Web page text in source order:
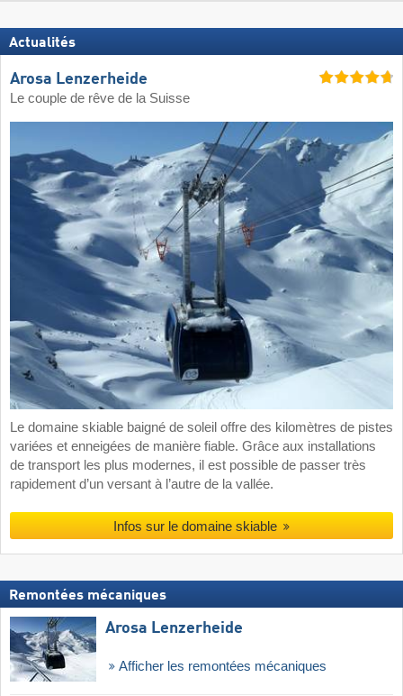
Actualités
Arosa Lenzerheide
Le couple de rêve de la Suisse
Le domaine skiable baigné de soleil offre des kilomètres de pistes
variées et enneigées de manière fiable. Grâce aux installations
de transport les plus modernes, il est possible de passer très
rapidement d’un versant à l’autre de la vallée.
Infos sur le domaine skiable
Remontées mécaniques
Arosa Lenzerheide
Afficher les remontées mécaniques